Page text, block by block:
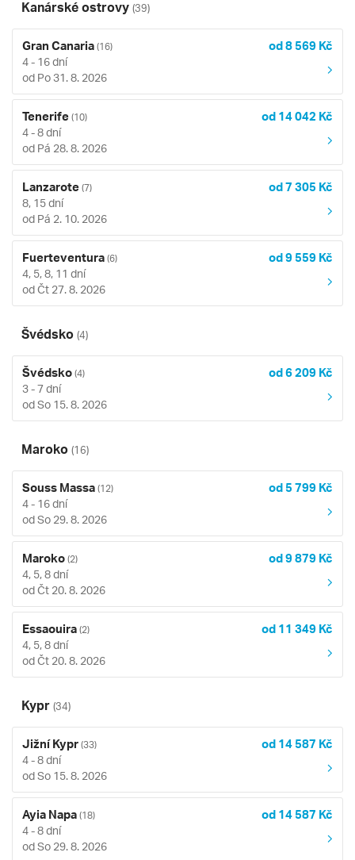
Kanárské ostrovy (39)
Gran Canaria (16) od 8 569 Kč
4 - 16 dní
od Po 31. 8. 2026
Tenerife (10) od 14 042 Kč
4 - 8 dní
od Pá 28. 8. 2026
Lanzarote (7) od 7 305 Kč
8, 15 dní
od Pá 2. 10. 2026
Fuerteventura (6) od 9 559 Kč
4, 5, 8, 11 dní
od Čt 27. 8. 2026
Švédsko (4)
Švédsko (4) od 6 209 Kč
3 - 7 dní
od So 15. 8. 2026
Maroko (16)
Souss Massa (12) od 5 799 Kč
4 - 16 dní
od So 29. 8. 2026
Maroko (2) od 9 879 Kč
4, 5, 8 dní
od Čt 20. 8. 2026
Essaouira (2) od 11 349 Kč
4, 5, 8 dní
od Čt 20. 8. 2026
Kypr (34)
Jižní Kypr (33) od 14 587 Kč
4 - 8 dní
od So 15. 8. 2026
Ayia Napa (18) od 14 587 Kč
4 - 8 dní
od So 29. 8. 2026